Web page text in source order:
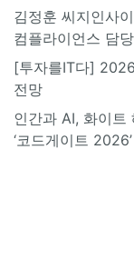
김정훈 씨지인사
컴플라이언스 담
[투자를IT다]
전망
인간과 AI, 화이트
‘코드게이트 2026’